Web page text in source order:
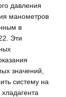
давления
манометров
в
Эти
значений,
систему на